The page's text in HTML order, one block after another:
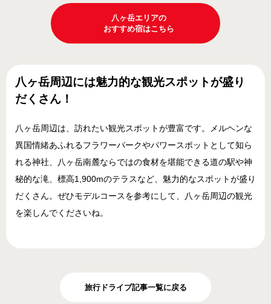
八ヶ岳エリアの
おすすめ宿はこちら
八ヶ岳周辺には魅力的な観光スポットが盛り
だくさん！
八ヶ岳周辺は、訪れたい観光スポットが豊富です。メルヘンな
異国情緒あふれるフラワーパークやパワースポットとして知ら
れる神社、八ヶ岳南麓ならではの食材を堪能できる道の駅や神
秘的な滝、標高1,900mのテラスなど、魅力的なスポットが盛り
だくさん。ぜひモデルコースを参考にして、八ヶ岳周辺の観光
を楽しんでくださいね。
旅行ドライブ記事一覧に戻る